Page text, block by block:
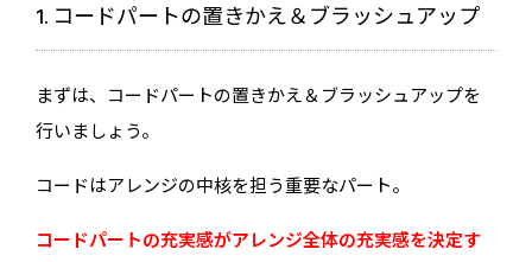
1. コードパートの置きかえ＆ブラッシュアップ
まずは、コードパートの置きかえ＆ブラッシュアップを
行いましょう。
コードはアレンジの中核を担う重要なパート。
コードパートの充実感がアレンジ全体の充実感を決定す